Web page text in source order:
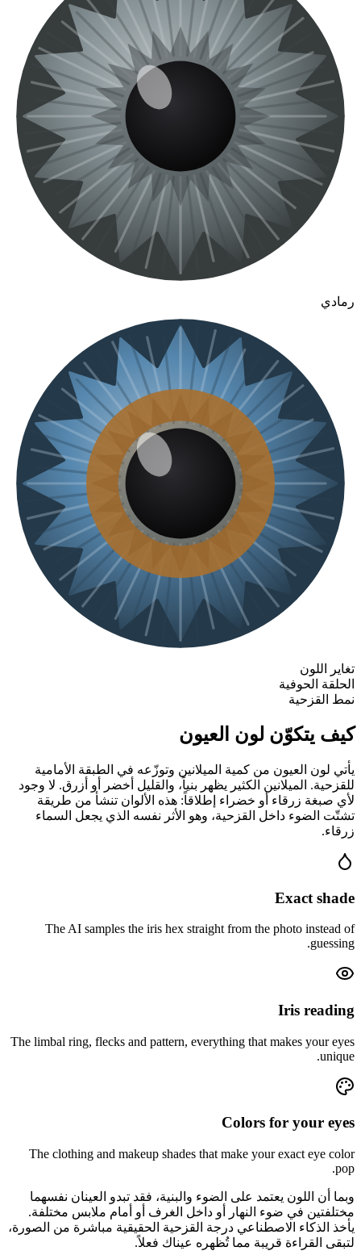
رمادي
تغاير اللون
الحلقة الحوفية
نمط القزحية
كيف يتكوّن لون العيون
يأتي لون العيون من كمية الميلانين وتوزّعه في الطبقة الأمامية
للقزحية. الميلانين الكثير يظهر بنياً، والقليل أخضر أو أزرق. لا وجود
لأي صبغة زرقاء أو خضراء إطلاقاً: هذه الألوان تنشأ من طريقة
تشتّت الضوء داخل القزحية، وهو الأثر نفسه الذي يجعل السماء
زرقاء.
Exact shade
The AI samples the iris hex straight from the photo instead of
guessing.
Iris reading
The limbal ring, flecks and pattern, everything that makes your eyes
unique.
Colors for your eyes
The clothing and makeup shades that make your exact eye color
pop.
وبما أن اللون يعتمد على الضوء والبنية، فقد تبدو العينان نفسهما
مختلفتين في ضوء النهار أو داخل الغرف أو أمام ملابس مختلفة.
يأخذ الذكاء الاصطناعي درجة القزحية الحقيقية مباشرة من الصورة،
لتبقى القراءة قريبة مما تُظهره عيناك فعلاً.